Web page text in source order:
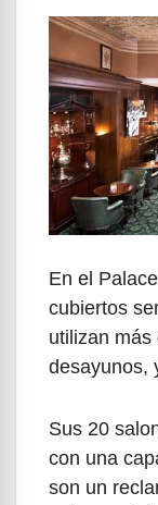
En el
cubiertos
utilizan
desayunos,
Sus 20
con una
son un